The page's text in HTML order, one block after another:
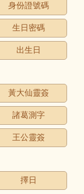
身份證號碼
生日密碼
出生日
黃大仙靈簽
諸葛測字
王公靈簽
擇日